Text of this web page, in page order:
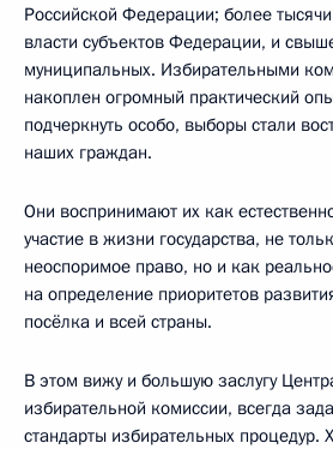
Российской Федерации; более
власти субъектов Федерации, и
муниципальных. Избирательными
накоплен огромный практический
подчеркнуть особо, выборы стали
наших граждан.
Они воспринимают их как
участие в жизни государства, не
неоспоримое право, но и как
на определение приоритетов
посёлка и всей страны.
В этом вижу и большую заслугу
избирательной комиссии, всегда
стандарты избирательных процедур.